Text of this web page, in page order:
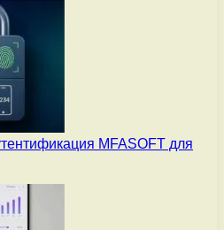
MFASOFT для